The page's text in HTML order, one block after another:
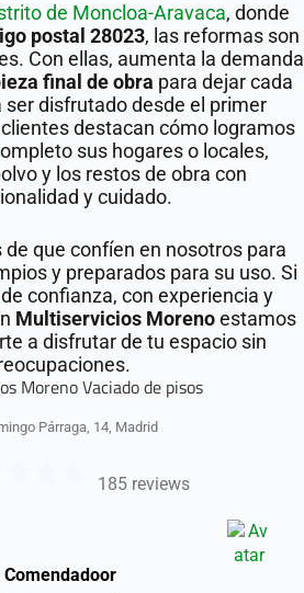
de Moncloa-Aravaca, donde
postal 28023, las reformas son
Con ellas, aumenta la demanda
final de obra para dejar cada
ser disfrutado desde el primer
destacan cómo logramos
sus hogares o locales,
y los restos de obra con
y cuidado.
que confíen en nosotros para
y preparados para su uso. Si
confianza, con experiencia y
Multiservicios Morenoestamos
a disfrutar de tu espacio sin
Moreno Vaciado de pisos
Párraga, 14, Madrid
185 reviews
Comendadoor